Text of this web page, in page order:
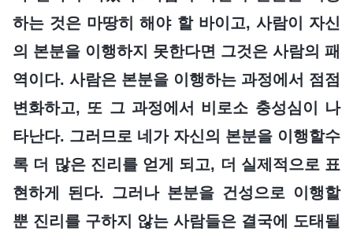
하는 것은 마땅히 해야 할 바이고, 사람이 자신
의 본분을 이행하지 못한다면 그것은 사람의 패
역이다. 사람은 본분을 이행하는 과정에서 점점
변화하고, 또 그 과정에서 비로소 충성심이 나
타난다. 그러므로 네가 자신의 본분을 이행할수
록 더 많은 진리를 얻게 되고, 더 실제적으로 표
현하게 된다. 그러나 본분을 건성으로 이행할
뿐 진리를 구하지 않는 사람들은 결국에 도태될